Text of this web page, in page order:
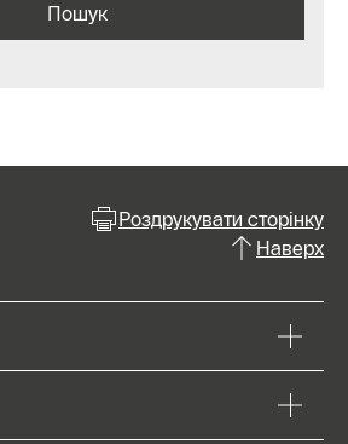
Пошук
Роздрукувати сторінку
Наверх